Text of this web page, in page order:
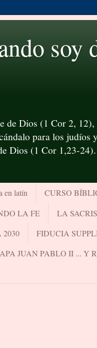
soy
de Dios (1 Cor 2,
para los judíos
Dios (1 Cor 1,23-
en latín CURSO
LA FE
LA
2030 FIDUCIA
JUAN PABLO II ... Y